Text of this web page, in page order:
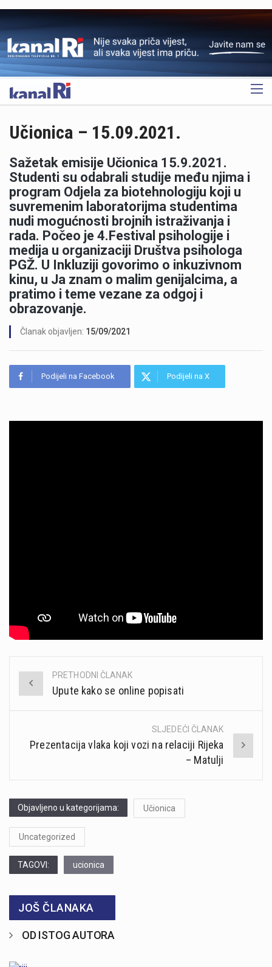
OGLAS
Učionica – 15.09.2021.
Sažetak emisije Učionica 15.9.2021.
Studenti su odabrali studije među njima i
program Odjela za biotehnologiju koji u
suvremenim laboratorijma studentima
nudi mogućnosti brojnih istraživanja i
rada. Počeo je 4.Festival psihologije i
medija u organizaciji Društva psihologa
PGŽ. U Inkluziji govorimo o inkuzivnom
kinu, u Ja znam o malim genijalcima, a
pratimo i teme vezane za odgoj i
obrazovanje.
Članak objavljen: 15/09/2021
Podijeli na Facebook Podijeli na X
Post
navigation
PRETHODNI ČLANAK
Upute kako se online popisati
SLJEDEĆI ČLANAK
Prezentacija vlaka koji vozi na relaciji Rijeka
– Matulji
Objavljeno u kategorijama: Učionica
Uncategorized
TAGOVI: ucionica
JOŠ ČLANAKA
OD ISTOG AUTORA